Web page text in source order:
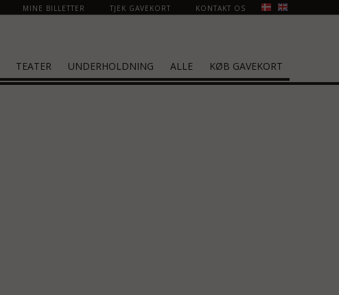
MINE BILLETTER TJEK GAVEKORT KONTAKT OS
TEATER UNDERHOLDNING ALLE KØB GAVEKORT